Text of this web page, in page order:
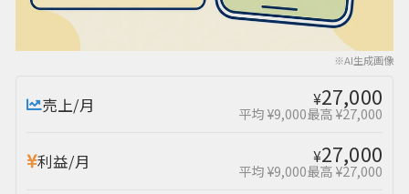
※AI生成画像
売上/月 ¥27,000
平均 ¥9,000最高 ¥27,000
利益/月 ¥27,000
平均 ¥9,000最高 ¥27,000